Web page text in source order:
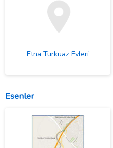
Etna Turkuaz Evleri
Esenler